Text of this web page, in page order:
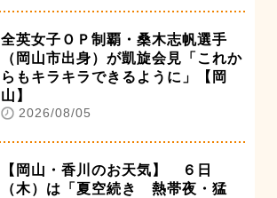
全英女子ＯＰ制覇・桑木志帆選手
（岡山市出身）が凱旋会見「これか
らもキラキラできるように」【岡
山】
2026/08/05
【岡山・香川のお天気】 ６日
（木）は「夏空続き 熱帯夜・猛